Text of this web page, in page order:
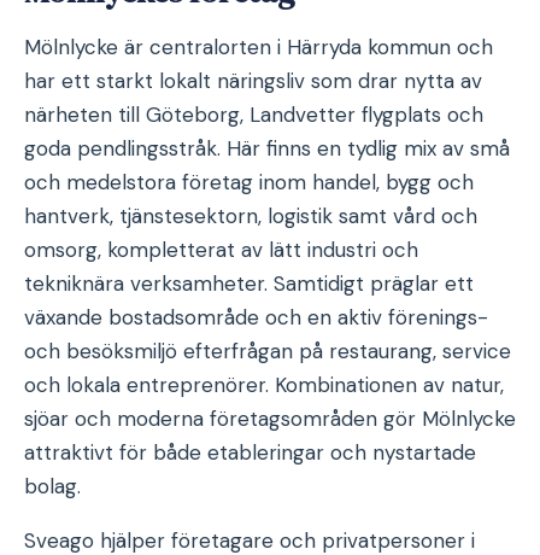
Mölnlycke är centralorten i Härryda kommun och
har ett starkt lokalt näringsliv som drar nytta av
närheten till Göteborg, Landvetter flygplats och
goda pendlingsstråk. Här finns en tydlig mix av små
och medelstora företag inom handel, bygg och
hantverk, tjänstesektorn, logistik samt vård och
omsorg, kompletterat av lätt industri och
tekniknära verksamheter. Samtidigt präglar ett
växande bostadsområde och en aktiv förenings-
och besöksmiljö efterfrågan på restaurang, service
och lokala entreprenörer. Kombinationen av natur,
sjöar och moderna företagsområden gör Mölnlycke
attraktivt för både etableringar och nystartade
bolag.
Sveago hjälper företagare och privatpersoner i